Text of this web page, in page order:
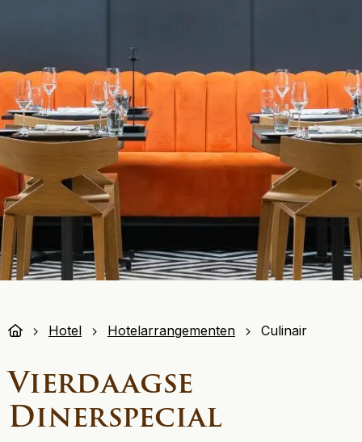
Hotel Hotelarrangementen Culinair
Vierdaagse
Dinerspecial